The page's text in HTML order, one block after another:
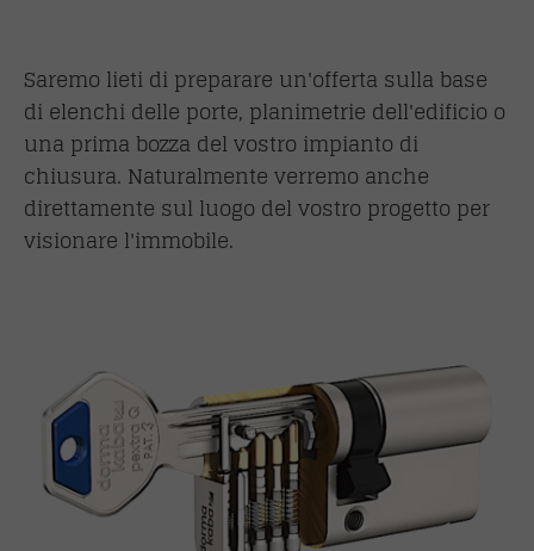
Saremo lieti di preparare un'offerta sulla base
di elenchi delle porte, planimetrie dell'edificio o
una prima bozza del vostro impianto di
chiusura. Naturalmente verremo anche
direttamente sul luogo del vostro progetto per
visionare l'immobile.